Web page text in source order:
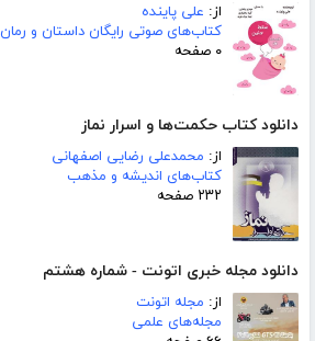
از: علی پاینده
کتاب‌های صوتی رایگان داستان و رمان
۰ صفحه
دانلود کتاب حکمت‌ها و اسرار نماز
از: محمدعلی رضایی اصفهانی
کتاب‌های اندیشه و مذهب
۲۳۲ صفحه
دانلود مجله خبری اتونت - شماره هشتم
از: مجله اتونت
مجله‌های علمی